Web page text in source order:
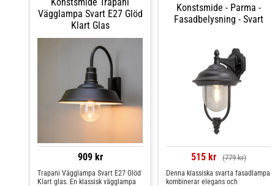
Vägglampa Svart E27 Glöd
Klart Glas
909 kr
Trapani Vägglampa Svart E27 Glöd
Klart glas. En klassisk vägglampa
Konstsmide - Parma -
Fasadbelysning - Svart
515 kr (779 kr)
Denna klassiska svarta fasadlampa
kombinerar elegans och